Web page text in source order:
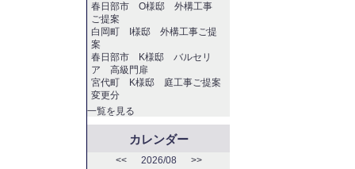
春日部市 O様邸 外構工事
ご提案
白岡町 I様邸 外構工事ご提
案
春日部市 K様邸 バルセリ
ア 高級門扉
宮代町 K様邸 庭工事ご提案
変更分
一覧を見る
カレンダー
<<2026/08 >>